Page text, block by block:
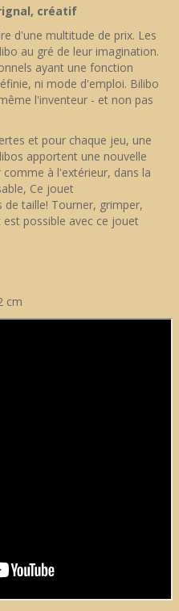
créatif
d'une multitude de prix. Les
au gré de leur imagination.
ayant une fonction
ni mode d'emploi. Bilibo
l'inventeur - et non pas
et pour chaque jeu, une
apportent une nouvelle
à l'extérieur, dans la
Ce jouet
taille! Tourner, grimper,
possible avec ce jouet
cm